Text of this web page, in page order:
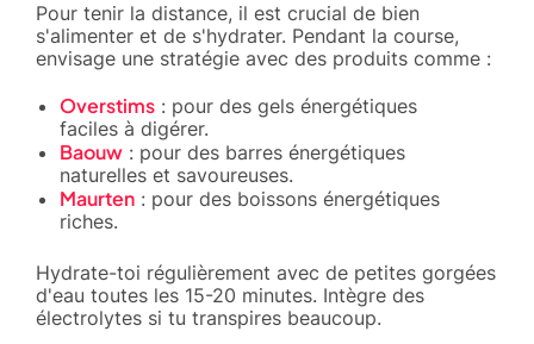
Pour tenir la distance, il est crucial de bien
s'alimenter et de s'hydrater. Pendant la course,
envisage une stratégie avec des produits comme :
Overstims : pour des gels énergétiques
faciles à digérer.
Baouw : pour des barres énergétiques
naturelles et savoureuses.
Maurten : pour des boissons énergétiques
riches.
Hydrate-toi régulièrement avec de petites gorgées
d'eau toutes les 15-20 minutes. Intègre des
électrolytes si tu transpires beaucoup.